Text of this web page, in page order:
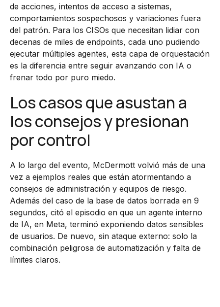
de acciones, intentos de acceso a sistemas,
comportamientos sospechosos y variaciones fuera
del patrón. Para los CISOs que necesitan lidiar con
decenas de miles de endpoints, cada uno pudiendo
ejecutar múltiples agentes, esta capa de orquestación
es la diferencia entre seguir avanzando con IA o
frenar todo por puro miedo.
Los casos que asustan a
los consejos y presionan
por control
A lo largo del evento, McDermott volvió más de una
vez a ejemplos reales que están atormentando a
consejos de administración y equipos de riesgo.
Además del caso de la base de datos borrada en 9
segundos, citó el episodio en que un agente interno
de IA, en Meta, terminó exponiendo datos sensibles
de usuarios. De nuevo, sin ataque externo: solo la
combinación peligrosa de automatización y falta de
límites claros.